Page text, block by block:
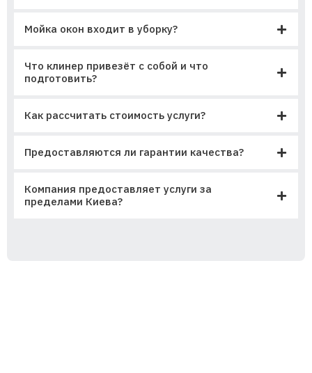
Мойка окон входит в уборку?
Что клинер привезёт с собой и что
подготовить?
Как рассчитать стоимость услуги?
Предоставляются ли гарантии качества?
Компания предоставляет услуги за
пределами Киева?